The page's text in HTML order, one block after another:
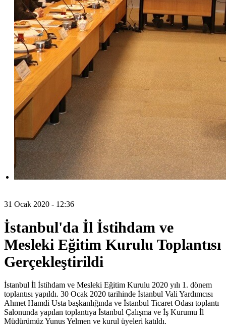
31 Ocak 2020 - 12:36
İstanbul'da İl İstihdam ve
Mesleki Eğitim Kurulu Toplantısı
Gerçekleştirildi
İstanbul İl İstihdam ve Mesleki Eğitim Kurulu 2020 yılı 1. dönem
toplantısı yapıldı. 30 Ocak 2020 tarihinde İstanbul Vali Yardımcısı
Ahmet Hamdi Usta başkanlığında ve İstanbul Ticaret Odası toplantı
Salonunda yapılan toplantıya İstanbul Çalışma ve İş Kurumu İl
Müdürümüz Yunus Yelmen ve kurul üyeleri katıldı.